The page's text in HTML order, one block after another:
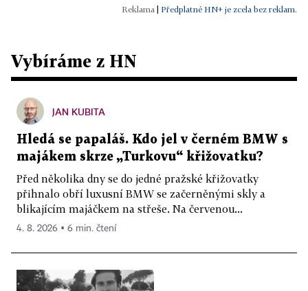
Předplatné HN+ je zcela bez reklam.
Vybíráme z HN
JAN KUBITA
Hledá se papaláš. Kdo jel v černém BMW s
majákem skrze „Turkovu“ křižovatku?
Před několika dny se do jedné pražské křižovatky
přihnalo obří luxusní BMW se začerněnými skly a
blikajícím majáčkem na střeše. Na červenou...
4. 8. 2026 ▪ 6 min. čtení